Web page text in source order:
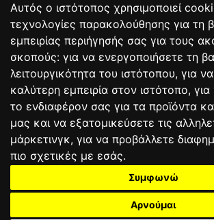
Αυτός ο ιστότοπος χρησιμοποιεί
τεχνολογίες παρακολούθησης για τη
εμπειρίας περιήγησής σας για τους
σκοπούς: για να ενεργοποιήσετε τη
λειτουργικότητα του ιστότοπου, για
καλύτερη εμπειρία στον ιστότοπο,
το ενδιαφέρον σας για τα προϊόντα
μας και να εξατομικεύσετε τις
μάρκετινγκ, για να προβάλλετε
πιο σχετικές με εσάς.
Συμφωνώ
Αρνούμαι
Bαθμολογία
ΟΡΟΙ ΧΡΗΣΗΣΠΟΛΙΤΙΚΗ
ΑΓΩΝΕΣΑΠΟΤΕΛΕΣΜΑΤΑ